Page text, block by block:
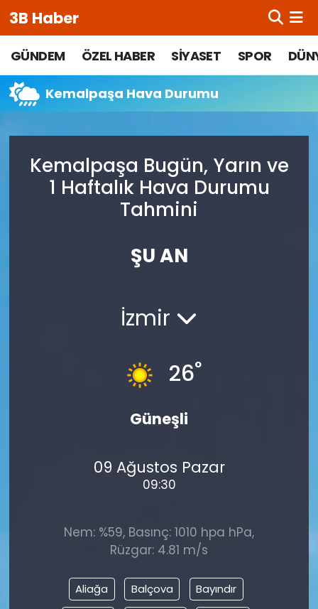
3B Haber
GÜNDEM ÖZEL HABER SİYASET SPOR
Kemalpaşa Hava Durumu
Kemalpaşa Bugün, Yarın ve
1 Haftalık Hava Durumu
Tahmini
ŞU AN
İzmir
26°
Güneşli
09 Ağustos Pazar
09:30
Nem: %59, Basınç: 1010 hpa hPa,
Rüzgar: 4.81 m/s
Aliağa Balçova
Bayındır
Beypazarı Hava Durumu
Beypazarı Trafik Yoğunluk Haritası
Tüm Manşetler
Son Dakika Haberleri